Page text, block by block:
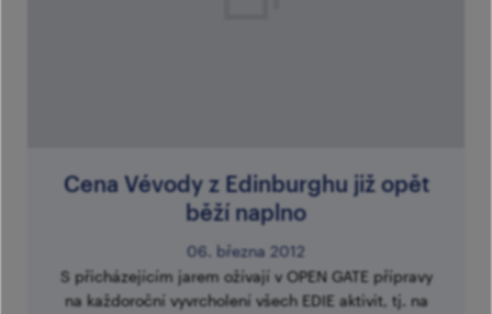
Cena Vévody z Edinburghu již opět
běží naplno
06. března 2012
S přicházejícím jarem ožívají v OPEN GATE přípravy
na každoroční vyvrcholení všech EDIE aktivit, tj. na